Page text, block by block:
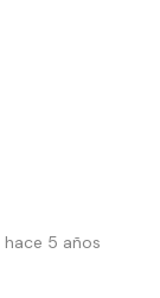
5 años